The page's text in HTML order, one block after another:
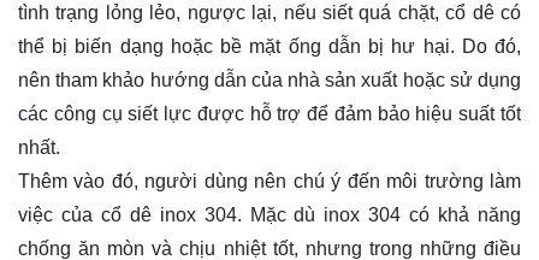
tình trạng lỏng lẻo, ngược lại, nếu siết quá chặt, cổ dê có
thể bị biến dạng hoặc bề mặt ống dẫn bị hư hại. Do đó,
nên tham khảo hướng dẫn của nhà sản xuất hoặc sử dụng
các công cụ siết lực được hỗ trợ để đảm bảo hiệu suất tốt
nhất.
Thêm vào đó, người dùng nên chú ý đến môi trường làm
việc của cổ dê inox 304. Mặc dù inox 304 có khả năng
chống ăn mòn và chịu nhiệt tốt, nhưng trong những điều